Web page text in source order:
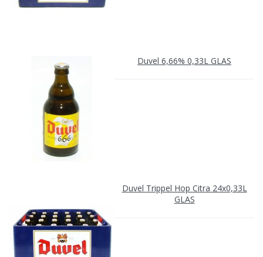
Duvel 6,66% 0,33L GLAS
Duvel Trippel Hop Citra 24x0,33L
GLAS